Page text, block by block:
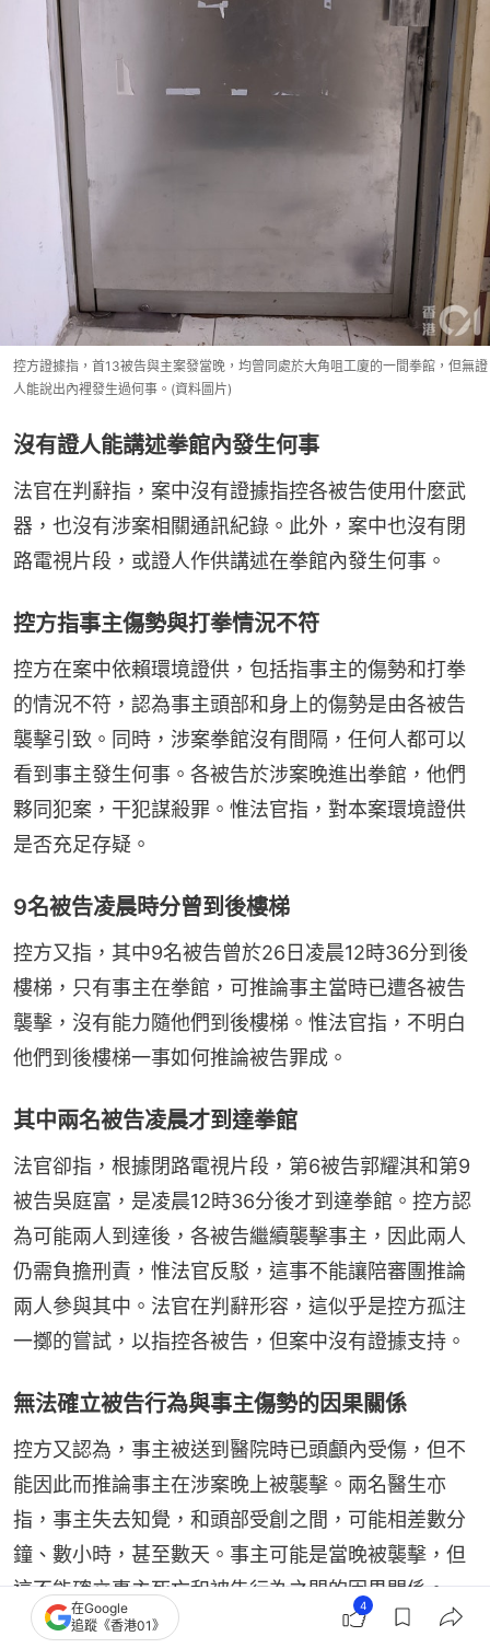
控方證據指，首13被告與主案發當晚，均曾同處於大角咀工廈的一間拳館，但無證
人能說出內裡發生過何事。(資料圖片)
沒有證人能講述拳館內發生何事
法官在判辭指，案中沒有證據指控各被告使用什麼武
器，也沒有涉案相關通訊紀錄。此外，案中也沒有閉
路電視片段，或證人作供講述在拳館內發生何事。
控方指事主傷勢與打拳情況不符
控方在案中依賴環境證供，包括指事主的傷勢和打拳
的情況不符，認為事主頭部和身上的傷勢是由各被告
襲擊引致。同時，涉案拳館沒有間隔，任何人都可以
看到事主發生何事。各被告於涉案晚進出拳館，他們
夥同犯案，干犯謀殺罪。惟法官指，對本案環境證供
是否充足存疑。
9名被告凌晨時分曾到後樓梯
控方又指，其中9名被告曾於26日凌晨12時36分到後
樓梯，只有事主在拳館，可推論事主當時已遭各被告
襲擊，沒有能力隨他們到後樓梯。惟法官指，不明白
他們到後樓梯一事如何推論被告罪成。
其中兩名被告凌晨才到達拳館
法官卻指，根據閉路電視片段，第6被告郭耀淇和第9
被告吳庭富，是凌晨12時36分後才到達拳館。控方認
為可能兩人到達後，各被告繼續襲擊事主，因此兩人
仍需負擔刑責，惟法官反駁，這事不能讓陪審團推論
兩人參與其中。法官在判辭形容，這似乎是控方孤注
一擲的嘗試，以指控各被告，但案中沒有證據支持。
無法確立被告行為與事主傷勢的因果關係
控方又認為，事主被送到醫院時已頭顱內受傷，但不
能因此而推論事主在涉案晚上被襲擊。兩名醫生亦
指，事主失去知覺，和頭部受創之間，可能相差數分
鐘、數小時，甚至數天。事主可能是當晚被襲擊，但
這不能確立事主死亡和被告行為之間的因果關係。
在Google
追蹤《香港01》
4